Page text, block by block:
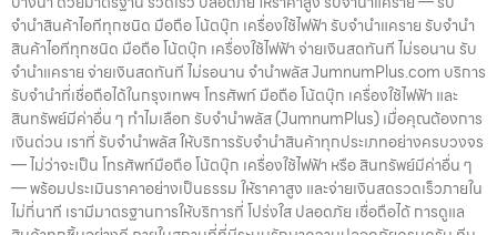
จำนำสินค้าไอทีทุกชนิด มือถือ โน้ตบุ๊ก เครื่องใช้ไฟฟ้า รับจำนำแคราย รับจำนำ
สินค้าไอทีทุกชนิด มือถือ โน้ตบุ๊ก เครื่องใช้ไฟฟ้า จ่ายเงินสดทันที ไม่รอนาน รับ
จำนำแคราย จ่ายเงินสดทันที ไม่รอนาน จำนำพลัส JumnumPlus.com บริการ
รับจำนำที่เชื่อถือได้ในกรุงเทพฯ โทรศัพท์ มือถือ โน้ตบุ๊ก เครื่องใช้ไฟฟ้า และ
สินทรัพย์มีค่าอื่น ๆ ทำไมเลือก รับจำนำพลัส (JumnumPlus) เมื่อคุณต้องการ
เงินด่วน เราที่ รับจำนำพลัส ให้บริการรับจำนำสินค้าทุกประเภทอย่างครบวงจร
— ไม่ว่าจะเป็น โทรศัพท์มือถือ โน้ตบุ๊ก เครื่องใช้ไฟฟ้า หรือ สินทรัพย์มีค่าอื่น ๆ
— พร้อมประเมินราคาอย่างเป็นธรรม ให้ราคาสูง และจ่ายเงินสดรวดเร็วภายใน
ไม่กี่นาที เรามีมาตรฐานการให้บริการที่ โปร่งใส ปลอดภัย เชื่อถือได้ การดูแล